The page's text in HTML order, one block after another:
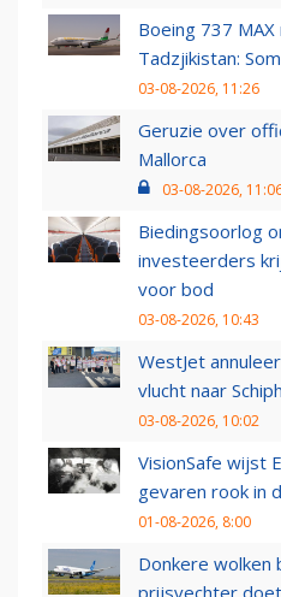
Boeing 737
Tadzjikistan:
03-08-2026, 11:26
Geruzie over
Mallorca
03-08-2026,
Biedingsoorlog
investeerders
voor bod
03-08-2026, 10:43
WestJet
vlucht naar
03-08-2026, 10:02
VisionSafe wijst
gevaren rook in
01-08-2026, 8:00
Donkere wolken